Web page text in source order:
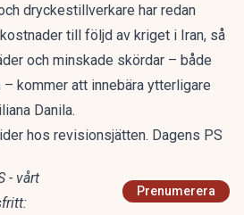
dryckestillverkare har redan
till följd av kriget i Iran, så
och minskade skördar – både
kommer att innebära ytterligare
Danila.
hos revisionsjätten. Dagens PS
- vårt
Prenumerera